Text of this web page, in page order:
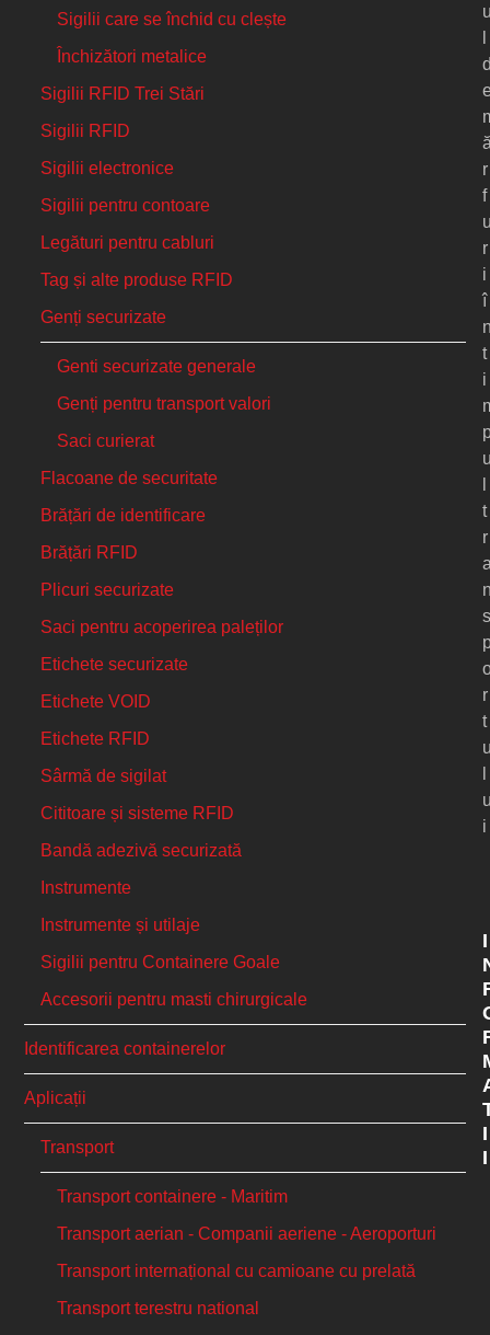
Sigilii care se închid cu clește
Închizători metalice
Sigilii RFID Trei Stări
Sigilii RFID
Sigilii electronice
Sigilii pentru contoare
Legături pentru cabluri
Tag și alte produse RFID
Genți securizate
Genti securizate generale
Genți pentru transport valori
Saci curierat
Flacoane de securitate
Brățări de identificare
Brățări RFID
Plicuri securizate
Saci pentru acoperirea paleților
Etichete securizate
Etichete VOID
Etichete RFID
Sârmă de sigilat
Cititoare și sisteme RFID
Bandă adezivă securizată
Instrumente
Instrumente și utilaje
Sigilii pentru Containere Goale
Accesorii pentru masti chirurgicale
Identificarea containerelor
Aplicații
Transport
Transport containere - Maritim
Transport aerian - Companii aeriene - Aeroporturi
Transport internațional cu camioane cu prelată
Transport terestru national
r
f
r
i
î
t
i
t
r
s
r
t
i
I
I
I